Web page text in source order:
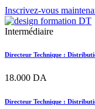
Inscrivez-vous
Intermédiaire
Directeur Technique :
18.000 DA
Directeur Technique :